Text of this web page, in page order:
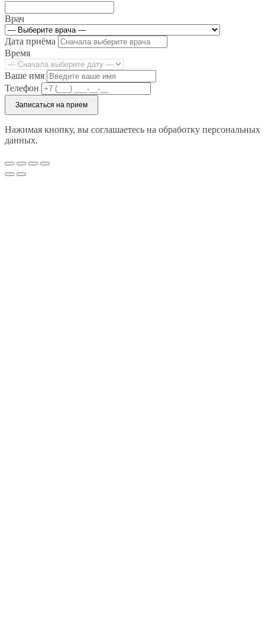
Врач
Дата приёма
Время
Ваше имя
Телефон
Записаться на прием
Нажимая кнопку, вы соглашаетесь на обработку персональных
данных.